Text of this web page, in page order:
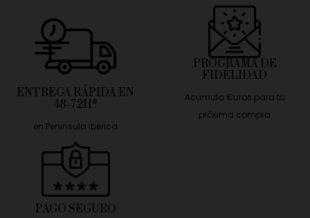
ENTREGA RÁPIDA EN
48-72H*
en Peninsula ibérica
PROGRAMA DE
FIDÉLIDAD
Acumula €uros para tu
próxima compra
PAGO SEGURO